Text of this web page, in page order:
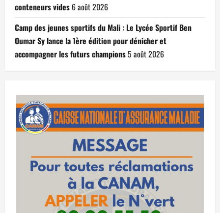
conteneurs vides 6 août 2026
Camp des jeunes sportifs du Mali : Le Lycée Sportif Ben
Oumar Sy lance la 1ère édition pour dénicher et
accompagner les futurs champions5 août 2026